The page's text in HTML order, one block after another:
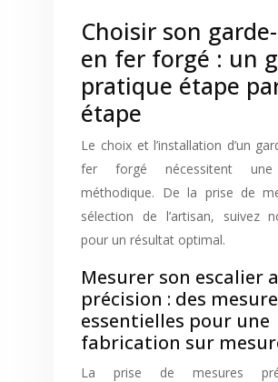
Choisir son
en fer forgé : un
pratique étape
étape
Le choix et l’installation d’un
fer forgé nécessitent une
méthodique. De la prise de
sélection de l’artisan, suivez
pour un résultat optimal.
Mesurer son escalier
précision : des
essentielles pour une
fabrication sur
La prise de mesures